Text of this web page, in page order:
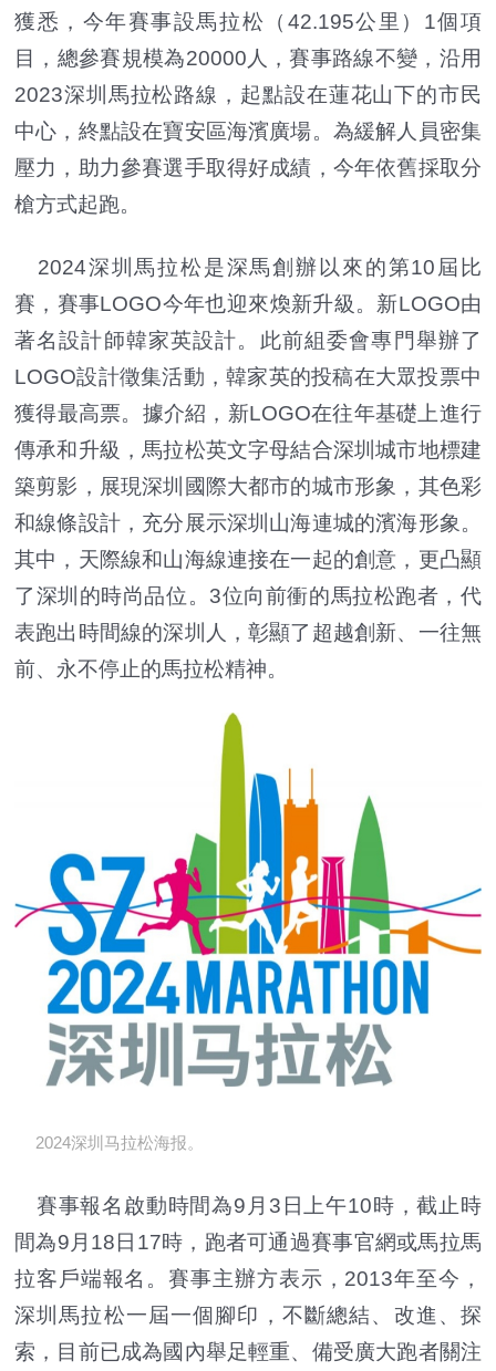
獲悉，今年賽事設馬拉松（42.195公里）1個項
目，總參賽規模為20000人，賽事路線不變，沿用
2023深圳馬拉松路線，起點設在蓮花山下的市民
中心，終點設在寶安區海濱廣場。為緩解人員密集
壓力，助力參賽選手取得好成績，今年依舊採取分
槍方式起跑。
2024深圳馬拉松是深馬創辦以來的第10屆比
賽，賽事LOGO今年也迎來煥新升級。新LOGO由
著名設計師韓家英設計。此前組委會專門舉辦了
LOGO設計徵集活動，韓家英的投稿在大眾投票中
獲得最高票。據介紹，新LOGO在往年基礎上進行
傳承和升級，馬拉松英文字母結合深圳城市地標建
築剪影，展現深圳國際大都市的城市形象，其色彩
和線條設計，充分展示深圳山海連城的濱海形象。
其中，天際線和山海線連接在一起的創意，更凸顯
了深圳的時尚品位。3位向前衝的馬拉松跑者，代
表跑出時間線的深圳人，彰顯了超越創新、一往無
前、永不停止的馬拉松精神。
2024深圳马拉松海报。
賽事報名啟動時間為9月3日上午10時，截止時
間為9月18日17時，跑者可通過賽事官網或馬拉馬
拉客戶端報名。賽事主辦方表示，2013年至今，
深圳馬拉松一屆一個腳印，不斷總結、改進、探
索，目前已成為國內舉足輕重、備受廣大跑者關注